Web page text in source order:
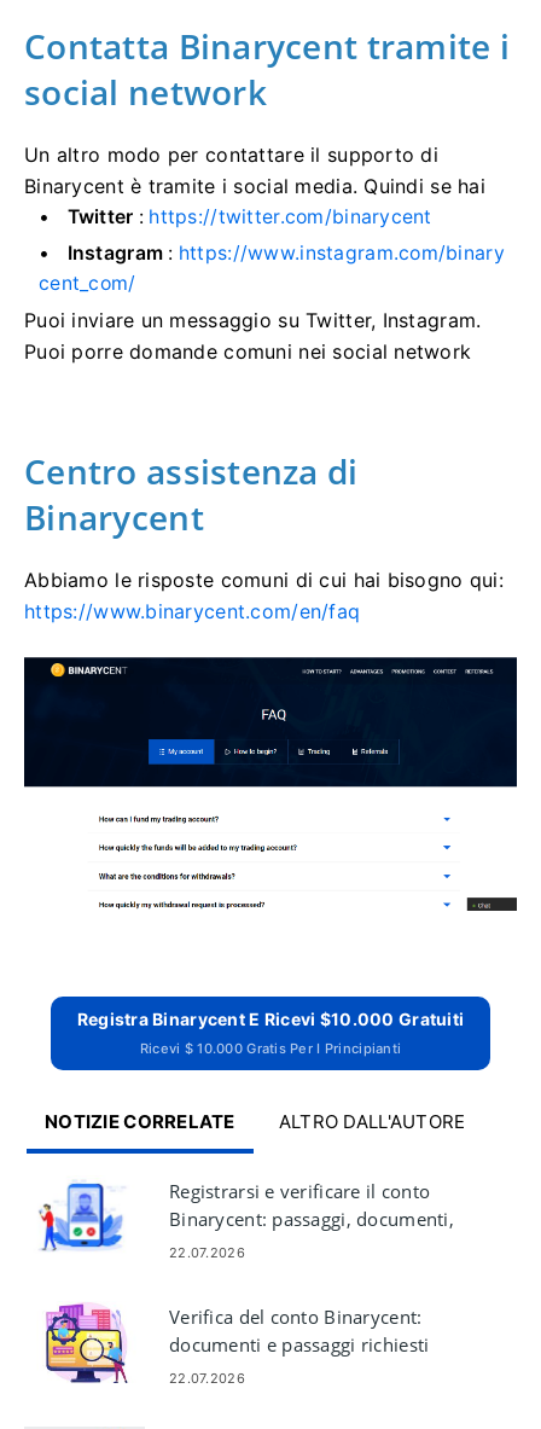
Contatta Binarycent tramite i
social network
Un altro modo per contattare il supporto di
Binarycent è tramite i social media. Quindi se hai
Twitter : https://twitter.com/binarycent
Instagram : https://www.instagram.com/binary
cent_com/
Puoi inviare un messaggio su Twitter, Instagram.
Puoi porre domande comuni nei social network
Centro assistenza di
Binarycent
Abbiamo le risposte comuni di cui hai bisogno qui:
https://www.binarycent.com/en/faq
Registra Binarycent E Ricevi $10.000 Gratuiti
Ricevi $ 10.000 Gratis Per I Principianti
NOTIZIE CORRELATE ALTRO DALL'AUTORE
Registrarsi e verificare il conto
Binarycent: passaggi, documenti,
tempistiche
22.07.2026
Verifica del conto Binarycent:
documenti e passaggi richiesti
22.07.2026